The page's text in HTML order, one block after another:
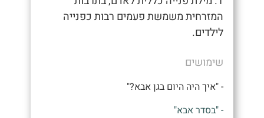
המזרחית משמשת פעמים רבות כפנייה
לילדים.
שימושים
- "איך היה היום בגן אבא?"
- "בסדר אבא"